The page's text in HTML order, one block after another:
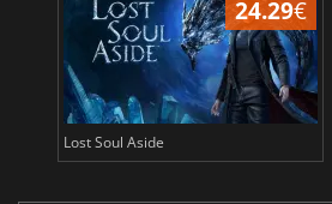
24.29€
Lost Soul Aside